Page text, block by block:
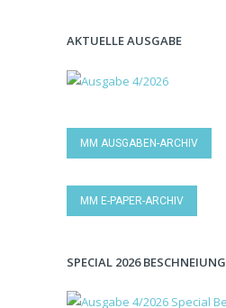
AKTUELLE AUSGABE
MM AUSGABEN-ARCHIV
MM E-PAPER-ARCHIV
SPECIAL 2026 BESCHNEIUNG